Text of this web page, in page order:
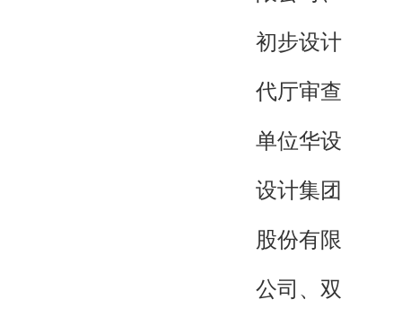
初步设计
代厅审查
单位华设
设计集团
股份有限
公司、双